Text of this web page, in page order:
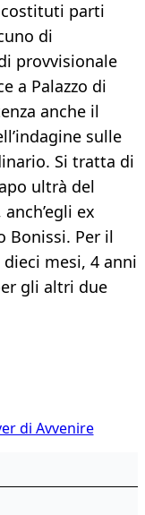
costituti parti
di
provvisionale
a Palazzo di
anche il
sulle
Si tratta di
ultrà del
ex
Bonissi. Per il
mesi, 4 anni
gli altri due
di Avvenire